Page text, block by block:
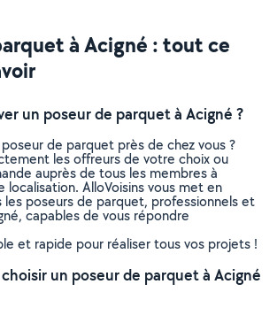
à Acigné : tout ce
un poseur de parquet à Acigné ?
de parquet près de chez vous ?
les offreurs de votre choix ou
auprès de tous les membres à
localisation. AlloVoisins vous met en
les poseurs de parquet, professionnels et
capables de vous répondre
et rapide pour réaliser tous vos projets !
un poseur de parquet à Acigné